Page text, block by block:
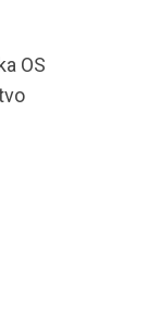
OS